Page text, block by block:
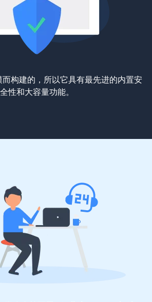
构建的，所以它具有最先进的内置安
全性和大容量功能。